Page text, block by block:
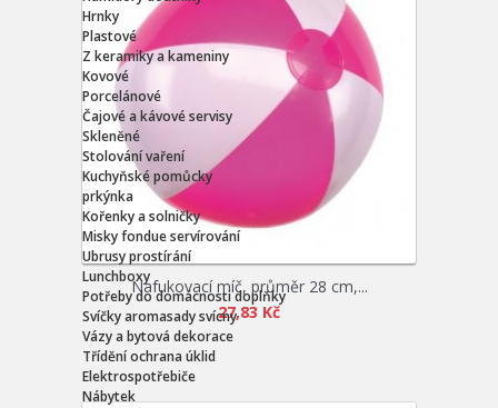
Hrnky
Plastové
Z keramiky a kameniny
Kovové
Porcelánové
Čajové a kávové servisy
Skleněné
Stolování vaření
Kuchyňské pomůcky
prkýnka
Kořenky a solničky
Misky fondue servírování
Ubrusy prostírání
Lunchboxy
Potřeby do domácnosti doplňky
Svíčky aromasady svícny
Vázy a bytová dekorace
Třídění ochrana úklid
Elektrospotřebiče
Nábytek
Nafukovací míč, průměr 28 cm,...
27,83 Kč